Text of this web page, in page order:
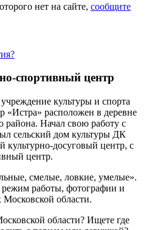
нет на сайте, сообщите
спортивный центр
культуры и спорта
«Истра» расположен в деревне
района. Начал свою работу с
сельский дом культуры ДК
культурно-досуговый центр, с
центр.
смелые, ловкие, умелые».
работы, фотографии и
области.
области? Ищете где